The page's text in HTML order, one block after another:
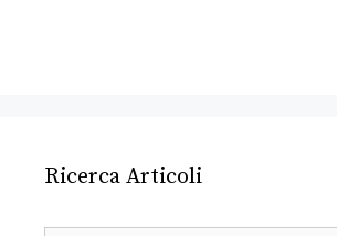
Ricerca Articoli